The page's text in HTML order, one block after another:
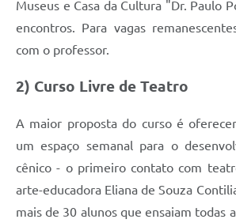
Museus e Casa da Cultura "Dr. Paulo
encontros. Para vagas
com o professor.
2) Curso Livre de Teatro
A maior proposta do curso é
um espaço semanal para o
cênico - o primeiro contato com
arte-educadora Eliana de Souza
mais de 30 alunos que ensaiam todas